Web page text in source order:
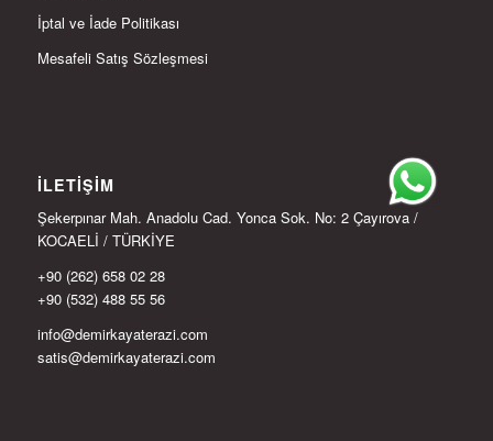
İptal ve İade Politikası
Mesafeli Satış Sözleşmesi
İLETIŞIM
Şekerpınar Mah. Anadolu Cad. Yonca Sok. No: 2 Çayırova /
KOCAELİ / TÜRKİYE
+90 (262) 658 02 28
+90 (532) 488 55 56
info@demirkayaterazi.com
satis@demirkayaterazi.com